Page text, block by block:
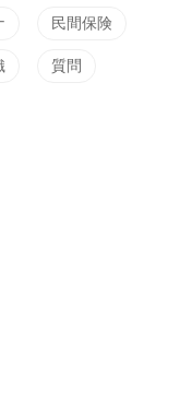
民間保険
質問